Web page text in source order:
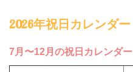
2026年祝日カレンダー
7月〜12月の祝日カレンダー